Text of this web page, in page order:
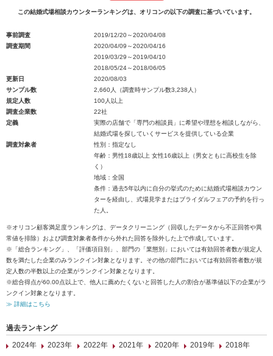
この結婚式場相談カウンターランキングは、オリコンの以下の調査に基づいています。
事前調査
2019/12/20～2020/04/08
調査期間
2020/04/09～2020/04/16
2019/03/29～2019/04/10
2018/05/24～2018/06/05
更新日
2020/08/03
サンプル数
2,660人（調査時サンプル数3,238人）
規定人数
100人以上
調査企業数
22社
定義
実際の店舗で「専門の相談員」に希望や理想を相談しながら、
結婚式場を探していくサービスを提供している企業
調査対象者
性別：指定なし
年齢：男性18歳以上 女性16歳以上（男女ともに高校生を除
く）
地域：全国
条件：過去5年以内に自分の挙式のために結婚式場相談カウン
ターを経由し、式場見学またはブライダルフェアの予約を行っ
た人。
※オリコン顧客満足度ランキングは、データクリーニング（回収したデータから不正回答や異
常値を排除）および調査対象者条件から外れた回答を除外した上で作成しています。
※「総合ランキング」、「評価項目別」、部門の「業態別」においては有効回答者数が規定人
数を満たした企業のみランクイン対象となります。その他の部門においては有効回答者数が規
定人数の半数以上の企業がランクイン対象となります。
※総合得点が60.00点以上で、他人に薦めたくないと回答した人の割合が基準値以下の企業がラ
ンクイン対象となります。
≫ 詳細はこちら
過去ランキング
2024年
2023年 2022年 2021年 2020年 2019年
2018年